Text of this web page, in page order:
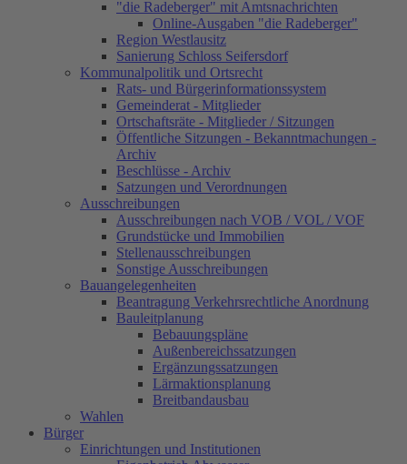
"die Radeberger" mit Amtsnachrichten
Online-Ausgaben "die Radeberger"
Region Westlausitz
Sanierung Schloss Seifersdorf
Kommunalpolitik und Ortsrecht
Rats- und Bürgerinformationssystem
Gemeinderat - Mitglieder
Ortschaftsräte - Mitglieder / Sitzungen
Öffentliche Sitzungen - Bekanntmachungen -
Archiv
Beschlüsse - Archiv
Satzungen und Verordnungen
Ausschreibungen
Ausschreibungen nach VOB / VOL / VOF
Grundstücke und Immobilien
Stellenausschreibungen
Sonstige Ausschreibungen
Bauangelegenheiten
Beantragung Verkehrsrechtliche Anordnung
Bauleitplanung
Bebauungspläne
Außenbereichssatzungen
Ergänzungssatzungen
Lärmaktionsplanung
Breitbandausbau
Wahlen
Bürger
Einrichtungen und Institutionen